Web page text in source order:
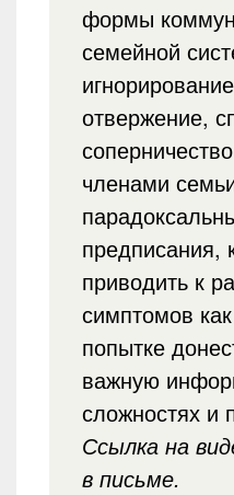
формы
семейной
отвержение,
членами
предписания,
приводить к
симптомов
попытке
важную
сложностях и
Ссылка на
в письме.